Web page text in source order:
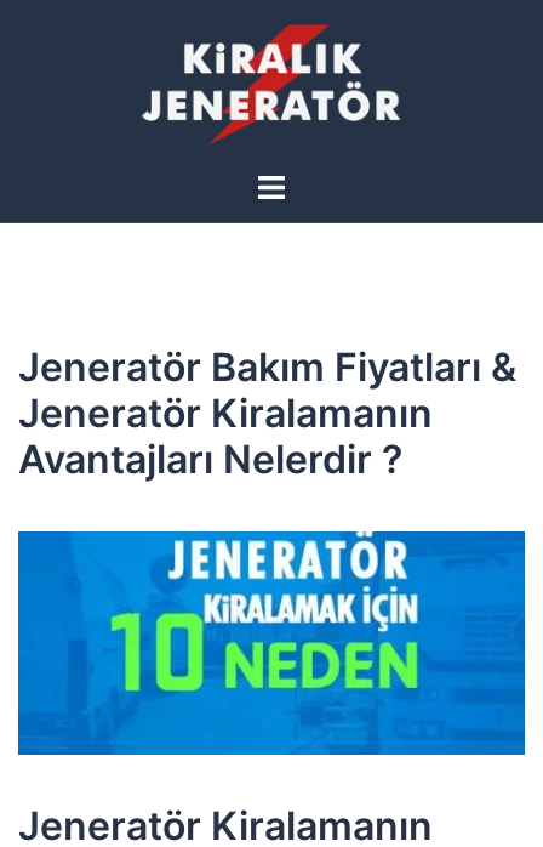
Toggle
Jeneratör Bakım Fiyatları &
Jeneratör Kiralamanın
Avantajları Nelerdir ?
Jeneratör Kiralamanın